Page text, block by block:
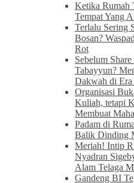
Ketika Rumah
Tempat Yang
Terlalu Sering
Bosan?
Rot
Sebelum
Tabayyun?
Dakwah di
Organisasi
Kuliah, tetapi
Membuat
Padam di
Balik Dinding
Meriah! Intip
Nyadran
Alam Telaga
Gandeng BI